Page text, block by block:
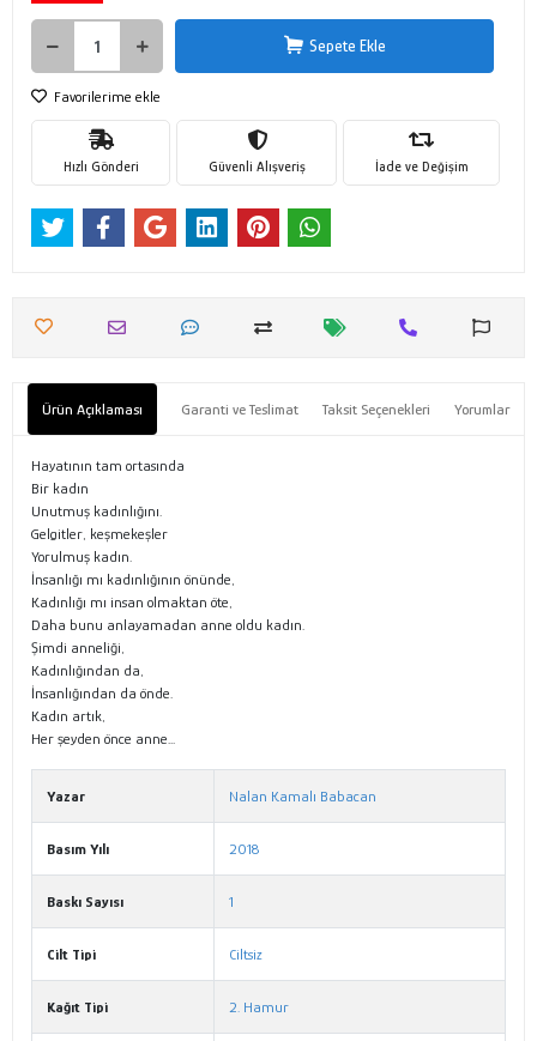
Sepete Ekle
Favorilerime ekle
Hızlı Gönderi Güvenli Alışveriş İade ve Değişim
Ürün Açıklaması Garanti ve Teslimat Taksit Seçenekleri Yorumlar
Hayatının tam ortasında
Bir kadın
Unutmuş kadınlığını.
Gelgitler, keşmekeşler
Yorulmuş kadın.
İnsanlığı mı kadınlığının önünde,
Kadınlığı mı insan olmaktan öte,
Daha bunu anlayamadan anne oldu kadın.
Şimdi anneliği,
Kadınlığından da,
İnsanlığından da önde.
Kadın artık,
Her şeyden önce anne...
Yazar Nalan Kamalı Babacan
Basım Yılı 2018
Baskı Sayısı 1
Cilt Tipi Ciltsiz
Kağıt Tipi 2. Hamur